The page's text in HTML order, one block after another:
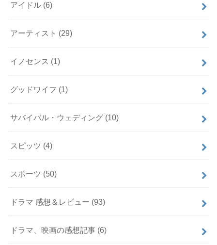
アイドル (6)
アーティスト (29)
イノセンス (1)
グッドワイフ (1)
サバイバル・ウェディング (10)
スピッツ (4)
スポーツ (50)
ドラマ 感想＆レビュー (93)
ドラマ、映画の感想記事 (6)